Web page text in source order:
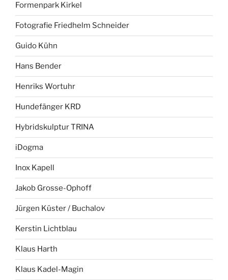
Formenpark Kirkel
Fotografie Friedhelm Schneider
Guido Kühn
Hans Bender
Henriks Wortuhr
Hundefänger KRD
Hybridskulptur TRINA
iDogma
Inox Kapell
Jakob Grosse-Ophoff
Jürgen Küster / Buchalov
Kerstin Lichtblau
Klaus Harth
Klaus Kadel-Magin